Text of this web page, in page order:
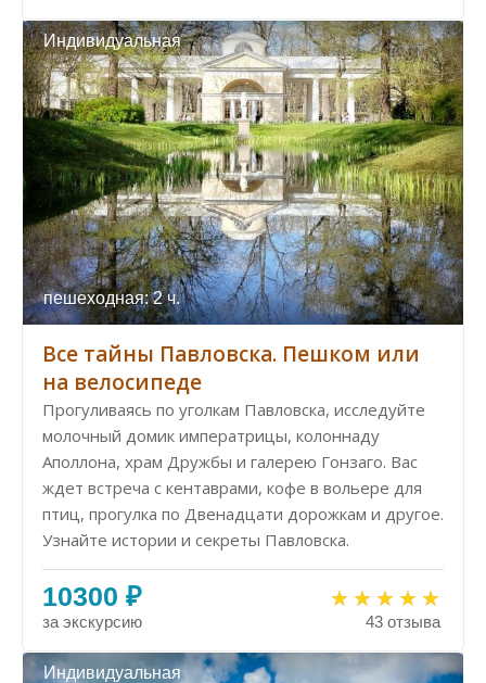
Индивидуальная
пешеходная: 2 ч.
Все тайны Павловска. Пешком или
на велосипеде
Прогуливаясь по уголкам Павловска, исследуйте
молочный домик императрицы, колоннаду
Аполлона, храм Дружбы и галерею Гонзаго. Вас
ждет встреча с кентаврами, кофе в вольере для
птиц, прогулка по Двенадцати дорожкам и другое.
Узнайте истории и секреты Павловска.
10300 ₽
за экскурсию 43 отзыва
Индивидуальная